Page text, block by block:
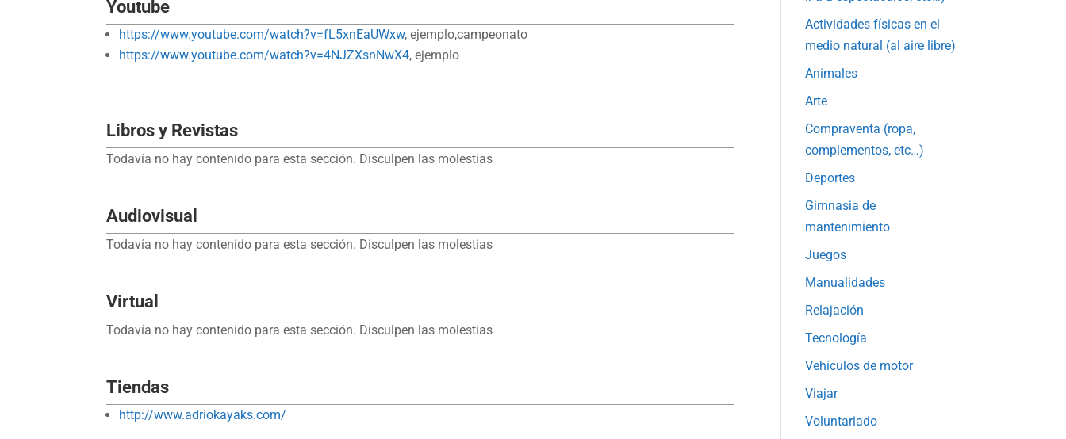
Youtube
https://www.youtube.com/watch?v=fL5xnEaUWxw, ejemplo,campeonato
https://www.youtube.com/watch?v=4NJZXsnNwX4, ejemplo
Libros y Revistas
Todavía no hay contenido para esta sección. Disculpen las molestias
Audiovisual
Todavía no hay contenido para esta sección. Disculpen las molestias
Virtual
Todavía no hay contenido para esta sección. Disculpen las molestias
Tiendas
http://www.adriokayaks.com/
Actividades físicas en el
medio natural (al aire libre)
Animales
Arte
Compraventa (ropa,
complementos, etc…)
Deportes
Gimnasia de
mantenimiento
Juegos
Manualidades
Relajación
Tecnología
Vehículos de motor
Viajar
Voluntariado